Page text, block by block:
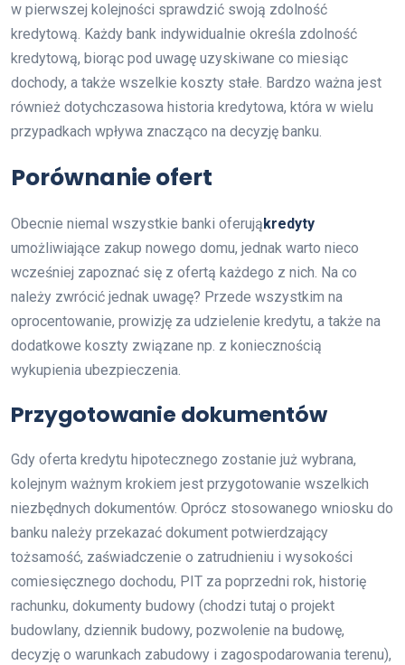
w pierwszej kolejności sprawdzić swoją zdolność
kredytową. Każdy bank indywidualnie określa zdolność
kredytową, biorąc pod uwagę uzyskiwane co miesiąc
dochody, a także wszelkie koszty stałe. Bardzo ważna jest
również dotychczasowa historia kredytowa, która w wielu
przypadkach wpływa znacząco na decyzję banku.
Porównanie ofert
Obecnie niemal wszystkie banki oferująkredyty
umożliwiające zakup nowego domu, jednak warto nieco
wcześniej zapoznać się z ofertą każdego z nich. Na co
należy zwrócić jednak uwagę? Przede wszystkim na
oprocentowanie, prowizję za udzielenie kredytu, a także na
dodatkowe koszty związane np. z koniecznością
wykupienia ubezpieczenia.
Przygotowanie dokumentów
Gdy oferta kredytu hipotecznego zostanie już wybrana,
kolejnym ważnym krokiem jest przygotowanie wszelkich
niezbędnych dokumentów. Oprócz stosowanego wniosku do
banku należy przekazać dokument potwierdzający
tożsamość, zaświadczenie o zatrudnieniu i wysokości
comiesięcznego dochodu, PIT za poprzedni rok, historię
rachunku, dokumenty budowy (chodzi tutaj o projekt
budowlany, dziennik budowy, pozwolenie na budowę,
decyzję o warunkach zabudowy i zagospodarowania terenu),